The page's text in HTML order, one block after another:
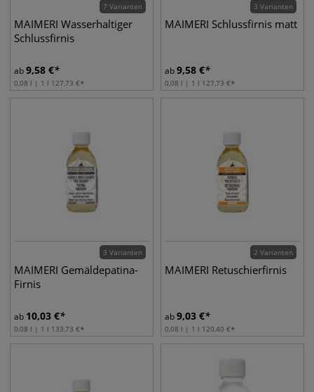
7 Varianten
MAIMERI Wasserhaltiger
Schlussfirnis
ab9,58 €
0,08 l | 1 l 127,73 €
3 Varianten
MAIMERI Schlussfirnis matt
ab9,58 €
0,08 l | 1 l 127,73 €
3 Varianten
MAIMERI Gemäldepatina-
Firnis
ab 10,03 €
0,08 l | 1 l 133,73 €
2 Varianten
MAIMERI Retuschierfirnis
ab9,03 €
0,08 l | 1 l 120,40 €